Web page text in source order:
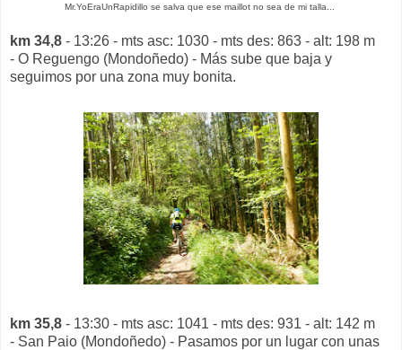
Mr.YoEraUnRapidillo se salva que ese maillot no sea de mi talla...
km 34,8 - 13:26 - mts asc: 1030 - mts des: 863 - alt: 198 m
- O Reguengo (Mondoñedo) - Más sube que baja y
seguimos por una zona muy bonita.
km 35,8 - 13:30 - mts asc: 1041 - mts des: 931 - alt: 142 m
- San Paio (Mondoñedo) - Pasamos por un lugar con unas